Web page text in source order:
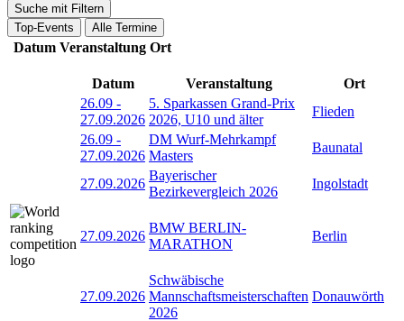
Suche mit Filtern
Top-Events
Alle Termine
Datum Veranstaltung Ort
Datum Veranstaltung
Ort
26.09 -
27.09.2026
5. Sparkassen Grand-Prix
2026, U10 und älter
Flieden
26.09 -
27.09.2026
DM Wurf-Mehrkampf
Masters
Baunatal
27.09.2026
Bayerischer
Bezirkevergleich 2026
Ingolstadt
27.09.2026
BMW BERLIN-
MARATHON
Berlin
27.09.2026
Schwäbische
Mannschaftsmeisterschaften
2026
Donauwörth